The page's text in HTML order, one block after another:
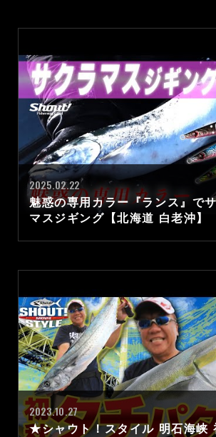
2025.02.22
魅惑の専用カラー『ランス』で
マスジギング【北海道 白老沖】
2023.10.27
★シャウト！スタイル 明石海峡